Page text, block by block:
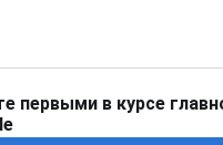
первыми в курсе